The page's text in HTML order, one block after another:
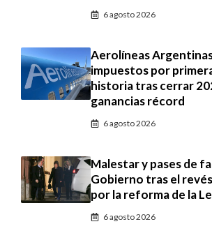
6 agosto 2026
Aerolíneas
impuestos por
historia tras cerrar
ganancias récord
6 agosto 2026
Malestar y pases de
Gobierno tras el
por la reforma de la
6 agosto 2026